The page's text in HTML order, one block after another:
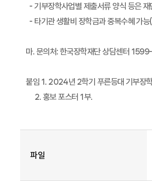
- 기부장학사업별 제출서류 양식 등은
- 타기관 생활비 장학금과 중복수혜 가
마. 문의처: 한국장학재단 상담센터
붙임 1. 2024년 2학기 푸른등대 기부장
2. 홍보 포스터 1부.
파일